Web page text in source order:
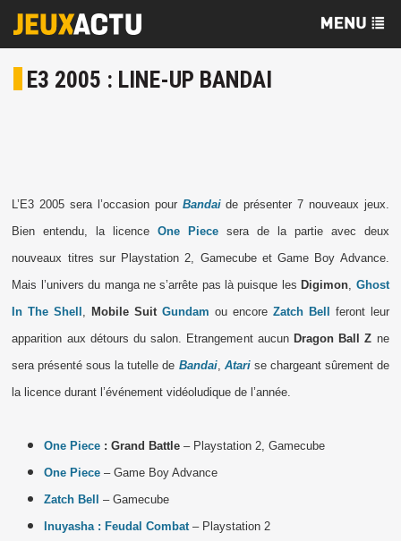
E3 2005 : LINE-UP BANDAI
L’E3 2005 sera l’occasion pour Bandaide présenter 7 nouveaux jeux.
Bien entendu, la licenceOne Piece sera de la partie avec deux
nouveaux titres sur Playstation 2, Gamecube et Game Boy Advance.
Mais l’univers du manga ne s’arrête pas là puisque lesDigimon Ghost
In The Shell ,Mobile SuitGundam ou encore Zatch Bell feront leur
apparition aux détours du salon. Etrangement aucun Dragon Ball Z ne
sera présenté sous la tutelle de Bandai, Atarise chargeant sûrement de
la licence durant l’événement vidéoludique de l’année.
One Piece : GrandBattle – Playstation 2, Gamecube
One Piece – Game Boy Advance
Zatch Bell – Gamecube
Inuyasha : Feudal Combat – Playstation 2